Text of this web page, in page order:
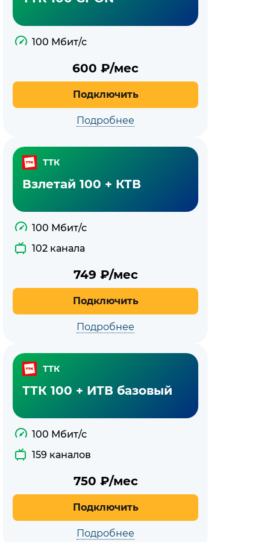
100 Мбит/с
600 ₽/мес
Подключить
Подробнее
ТТК
Взлетай 100 + КТВ
100 Мбит/с
102 канала
749 ₽/мес
Подключить
Подробнее
ТТК
ТТК 100 + ИТВ базовый
100 Мбит/с
159 каналов
750 ₽/мес
Подключить
Подробнее